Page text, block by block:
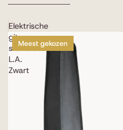
Elektrische
gitaar
starterset
L.A.
Zwart
Meest gekozen